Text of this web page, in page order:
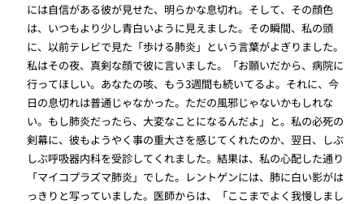
には自信がある彼が見せた、明らかな息切れ。そして、その顔色
は、いつもより少し青白いように見えました。その瞬間、私の頭
に、以前テレビで見た「歩ける肺炎」という言葉がよぎりました。
私はその夜、真剣な顔で彼に言いました。「お願いだから、病院に
行ってほしい。あなたの咳、もう3週間も続いてるよ。それに、今
日の息切れは普通じゃなかった。ただの風邪じゃないかもしれな
い。もし肺炎だったら、大変なことになるんだよ」と。私の必死の
剣幕に、彼もようやく事の重大さを感じてくれたのか、翌日、しぶ
しぶ呼吸器内科を受診してくれました。結果は、私の心配した通り
「マイコプラズマ肺炎」でした。レントゲンには、肺に白い影がは
っきりと写っていました。医師からは、「ここまでよく我慢しまし